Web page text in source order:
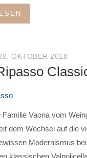
OKTOBER 2018
Familie Vaona vom
dem Wechsel auf die
Modernismus